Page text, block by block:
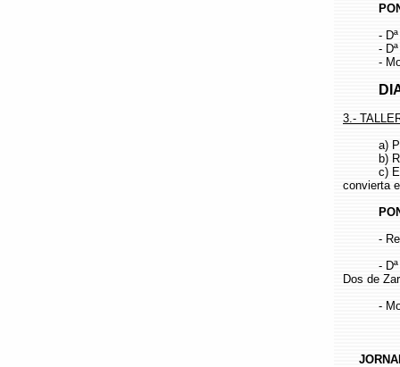
- Dª
- Dª
-
DIA:
3.-
a)
b)
c)
convierta
-
- Dª
Dos de
-